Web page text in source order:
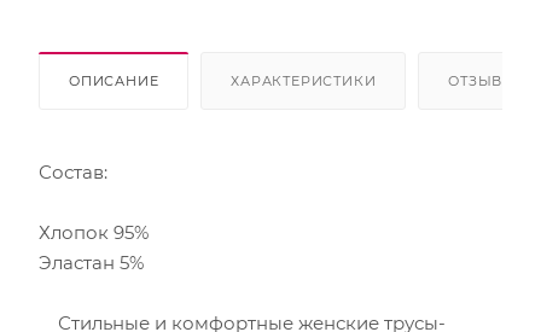
ОПИСАНИЕ ХАРАКТЕРИСТИКИ ОТЗЫВЫ
Состав:
Хлопок 95%
Эластан 5%
Стильные и комфортные женские трусы-